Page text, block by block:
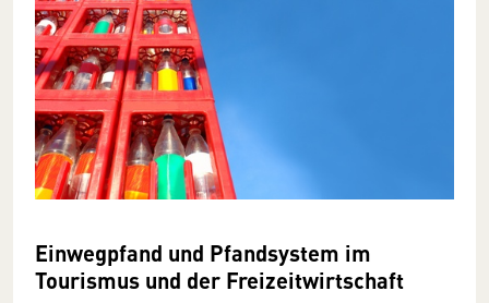
Einwegpfand und Pfandsystem im
Tourismus und der Freizeitwirtschaft